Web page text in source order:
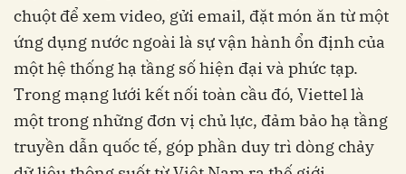
chuột để xem video, gửi email, đặt món ăn từ một
ứng dụng nước ngoài là sự vận hành ổn định của
một hệ thống hạ tầng số hiện đại và phức tạp.
Trong mạng lưới kết nối toàn cầu đó, Viettel là
một trong những đơn vị chủ lực, đảm bảo hạ tầng
truyền dẫn quốc tế, góp phần duy trì dòng chảy